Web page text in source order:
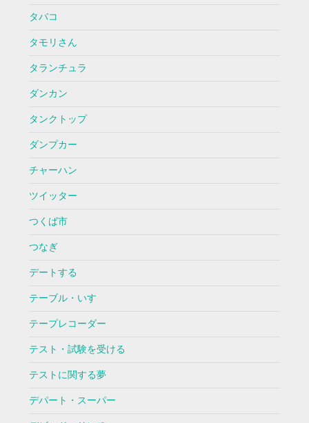
タバコ
タモリさん
タランチュラ
ダンカン
タンクトップ
ダンプカー
チャーハン
ツイッター
つくば市
つなぎ
デートする
テーブル・いす
テープレコーダー
テスト・試験を受ける
テストに関する夢
デパート・スーパー